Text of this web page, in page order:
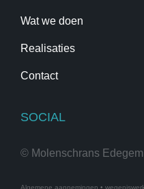
Wat we doen
Realisaties
Contact
SOCIAL
© Molenschrans
Algemene aannemingen •